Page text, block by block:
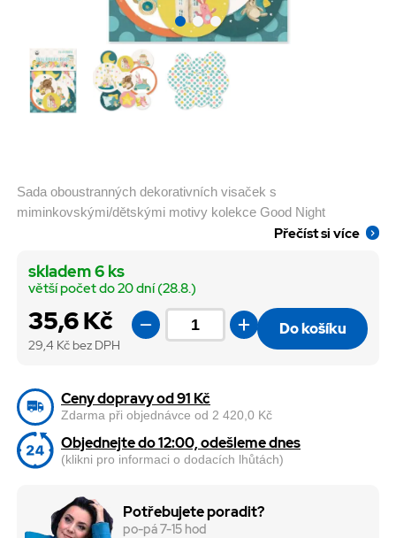
Sada oboustranných dekorativních visaček s
miminkovskými/dětskými motivy kolekce Good Night
Přečíst si více
35,6 Kč
29,4 Kč bez DPH
skladem 6 ks
větší počet do 20 dní (28.8.)
Do košíku
Ceny dopravy od 91 Kč
Zdarma při objednávce od 2 420,0 Kč
Objednejte do 12:00, odešleme dnes
(klikni pro informaci o dodacích lhůtách)
Potřebujete poradit?
po-pá 7-15 hod